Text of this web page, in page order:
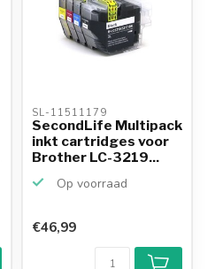
SL-11511179
SecondLife Multipack
inkt cartridges voor
Brother LC-3219...
Op voorraad
€46,99